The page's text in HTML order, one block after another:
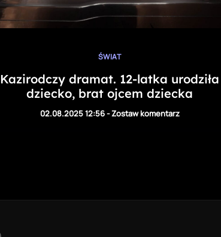
ŚWIAT
Kazirodczy dramat. 12-latka urodziła
dziecko, brat ojcem dziecka
02.08.2025 12:56-Zostaw komentarz